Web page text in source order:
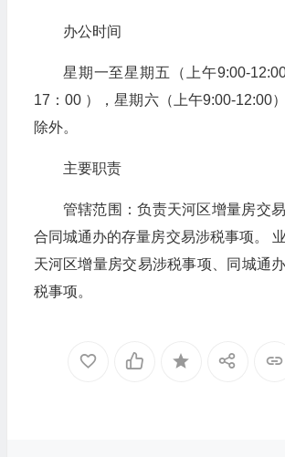
办公时间
星期一至星期五（上午9:00-
17：00 ），星期六（上午9:00-12:00
除外。
主要职责
管辖范围：负责天河区增量房交
合同城通办的存量房交易涉税事项。
天河区增量房交易涉税事项、同城通
税事项。